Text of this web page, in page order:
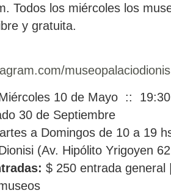
Todos los miércoles los
y gratuita.
10 de Mayo ::
30 de Septiembre
a Domingos de 10 a 19
(Av. Hipólito Yrigoyen
$ 250 entrada general